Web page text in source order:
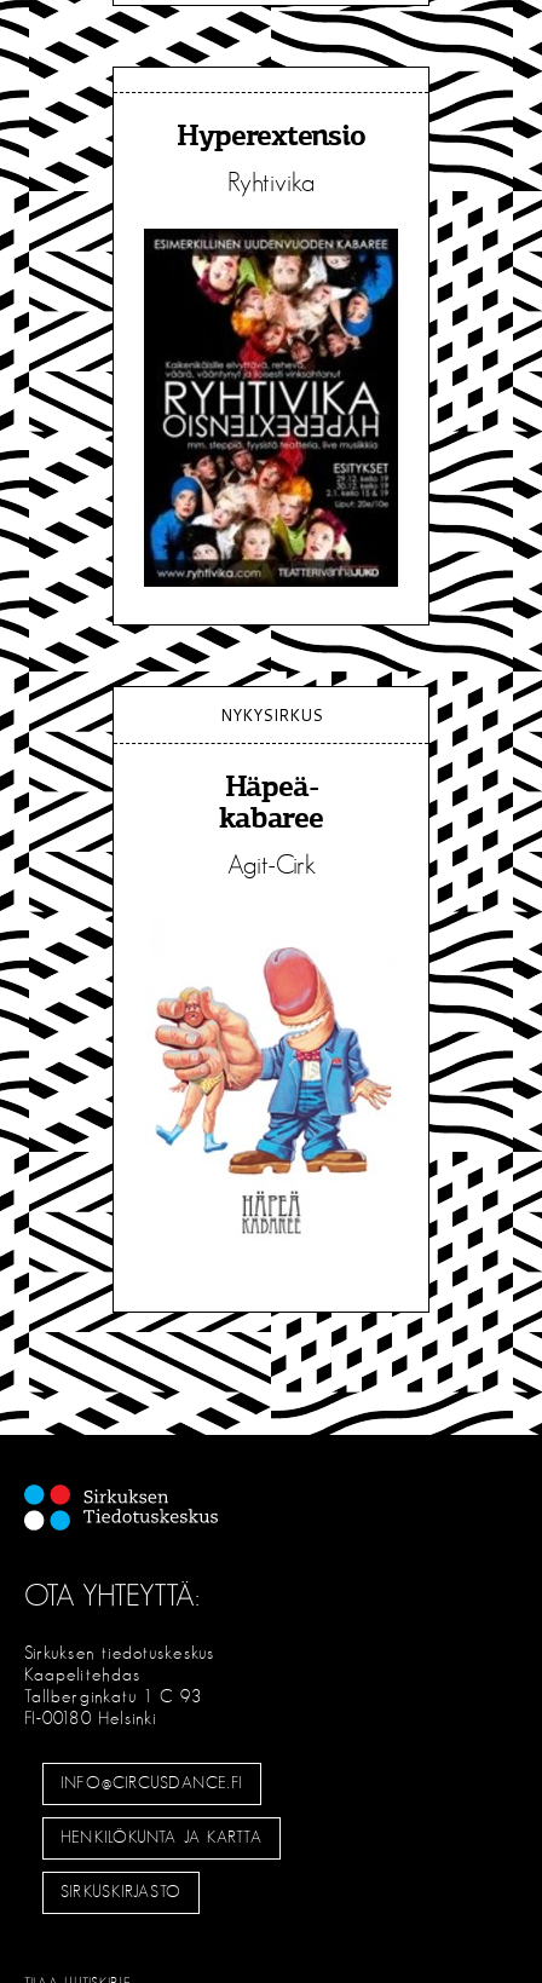
Hyperextensio
Ryhtivika
NYKYSIRKUS
Häpeä-
kabaree
Agit-Cirk
OTA YHTEYTTÄ:
Sirkuksen tiedotuskeskus
Kaapelitehdas
Tallberginkatu 1 C 93
FI-00180 Helsinki
INFO@CIRCUSDANCE.FI
HENKILÖKUNTA JA KARTTA
SIRKUSKIRJASTO